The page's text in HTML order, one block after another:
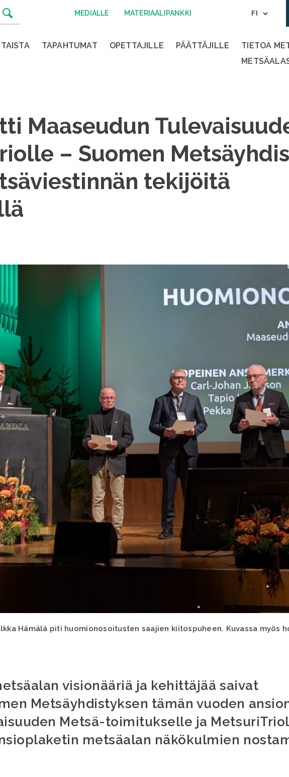
MEDIALLE MATERIAALIPANKKI
TAPAHTUMAT OPETTAJILLE PÄÄTTÄJILLE
TIETOA
Maaseudun
– Suomen
tekijöitä
Hämälä piti huomionosoitusten saajien kiitospuheen. Kuvassa myös
visionääriä ja kehittäjää saivat
Metsäyhdistyksen tämän vuoden
Metsä-toimitukselle ja
metsäalan näkökulmien